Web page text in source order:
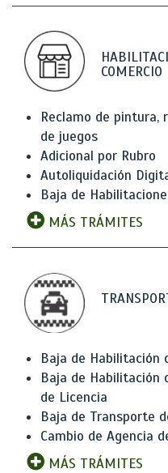
COMERCIO
Reclamo de pintura,
de juegos
Adicional por Rubro
Autoliquidación
Baja de
MÁS TRÁMITES
Baja de Habilitación
Baja de Habilitación
de Licencia
Baja de Transporte
Cambio de Agencia
MÁS TRÁMITES